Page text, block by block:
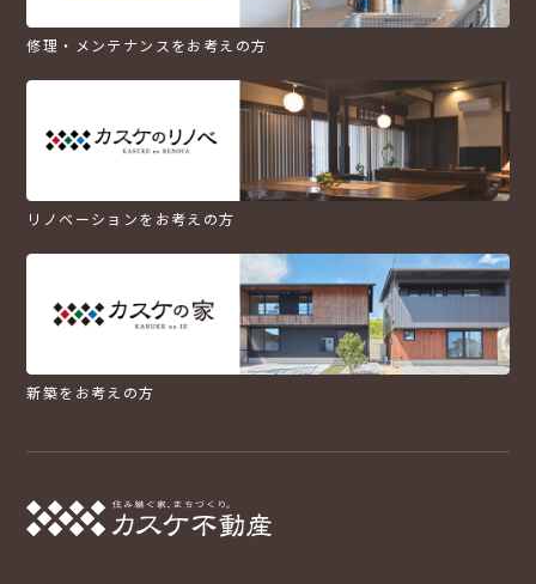
修理・メンテナンスをお考えの方
リノベーションをお考えの方
新築をお考えの方